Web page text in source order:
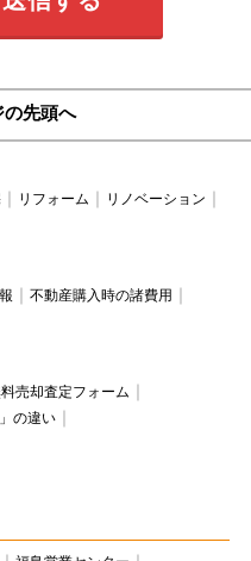
の先頭へ
リフォーム
リノベーション
不動産購入時の諸費用
売却査定フォーム
の違い